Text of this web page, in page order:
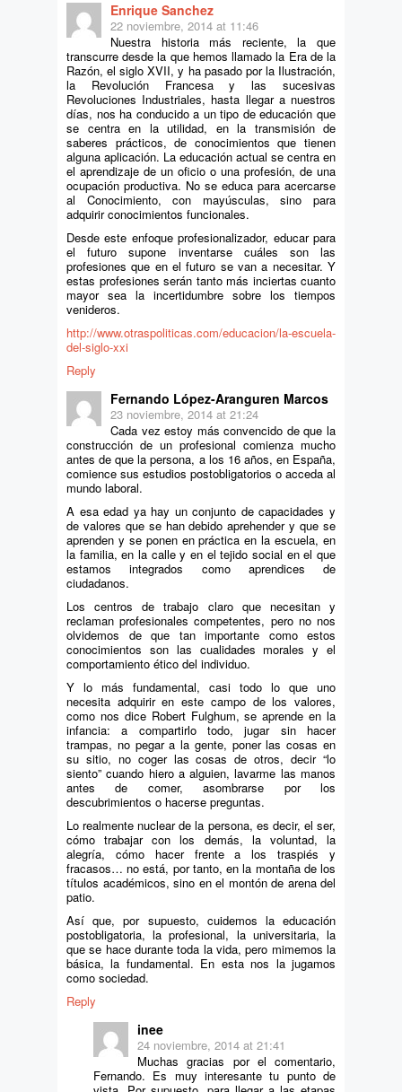
Enrique Sanchez
22 noviembre, 2014 at 11:46
Nuestra historia más reciente, la que
transcurre desde la que hemos llamado la Era de la
Razón, el siglo XVII, y ha pasado por la Ilustración,
la Revolución Francesa y las sucesivas
Revoluciones Industriales, hasta llegar a nuestros
días, nos ha conducido a un tipo de educación que
se centra en la utilidad, en la transmisión de
saberes prácticos, de conocimientos que tienen
alguna aplicación. La educación actual se centra en
el aprendizaje de un oficio o una profesión, de una
ocupación productiva. No se educa para acercarse
al Conocimiento, con mayúsculas, sino para
adquirir conocimientos funcionales.
Desde este enfoque profesionalizador, educar para
el futuro supone inventarse cuáles son las
profesiones que en el futuro se van a necesitar. Y
estas profesiones serán tanto más inciertas cuanto
mayor sea la incertidumbre sobre los tiempos
venideros.
http://www.otraspoliticas.com/educacion/la-escuela-
del-siglo-xxi
Reply
Fernando López-Aranguren Marcos
23 noviembre, 2014 at 21:24
Cada vez estoy más convencido de que la
construcción de un profesional comienza mucho
antes de que la persona, a los 16 años, en España,
comience sus estudios postobligatorios o acceda al
mundo laboral.
A esa edad ya hay un conjunto de capacidades y
de valores que se han debido aprehender y que se
aprenden y se ponen en práctica en la escuela, en
la familia, en la calle y en el tejido social en el que
estamos integrados como aprendices de
ciudadanos.
Los centros de trabajo claro que necesitan y
reclaman profesionales competentes, pero no nos
olvidemos de que tan importante como estos
conocimientos son las cualidades morales y el
comportamiento ético del individuo.
Y lo más fundamental, casi todo lo que uno
necesita adquirir en este campo de los valores,
como nos dice Robert Fulghum, se aprende en la
infancia: a compartirlo todo, jugar sin hacer
trampas, no pegar a la gente, poner las cosas en
su sitio, no coger las cosas de otros, decir “lo
siento” cuando hiero a alguien, lavarme las manos
antes de comer, asombrarse por los
descubrimientos o hacerse preguntas.
Lo realmente nuclear de la persona, es decir, el ser,
cómo trabajar con los demás, la voluntad, la
alegría, cómo hacer frente a los traspiés y
fracasos… no está, por tanto, en la montaña de los
títulos académicos, sino en el montón de arena del
patio.
Así que, por supuesto, cuidemos la educación
postobligatoria, la profesional, la universitaria, la
que se hace durante toda la vida, pero mimemos la
básica, la fundamental. En esta nos la jugamos
como sociedad.
Reply
inee
24 noviembre, 2014 at 21:41
Muchas gracias por el comentario,
Fernando. Es muy interesante tu punto de